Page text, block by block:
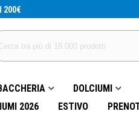
200€
DOLCIUMI
2026 ESTIVO